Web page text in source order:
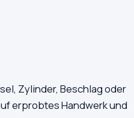
Zylinder, Beschlag oder
erprobtes Handwerk und